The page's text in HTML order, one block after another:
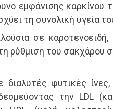
εμφάνισης καρκίνου
τη συνολική υγεία
σε καροτενοειδή,
ρύθμιση του σακχάρου
διαλυτές φυτικές ίνες,
την LDL